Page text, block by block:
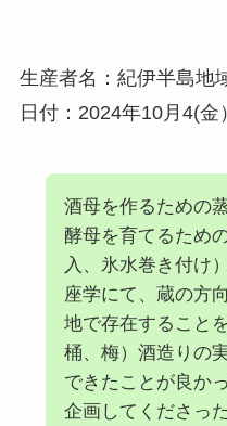
生産者名：紀伊半島地
日付：2024年10月4(金
酒母を作るための
酵母を育てるため
入、氷水巻き付け
座学にて、蔵の方
地で存在すること
桶、梅）酒造りの
できたことが良か
企画してくださっ